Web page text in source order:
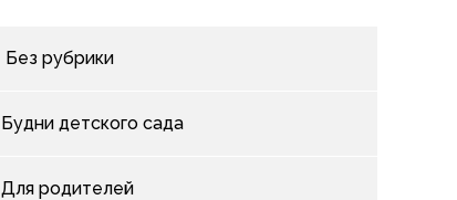
Без рубрики
Будни детского сада
Для родителей